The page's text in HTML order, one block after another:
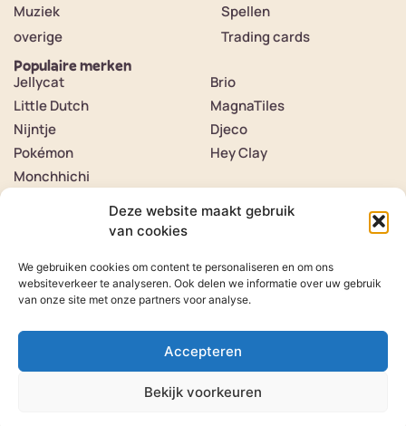
Deze website maakt gebruik
van cookies
We gebruiken cookies om content te personaliseren en om ons
websiteverkeer te analyseren. Ook delen we informatie over uw gebruik
van onze site met onze partners voor analyse.
Accepteren
Bekijk voorkeuren
Muziek
overige
Spellen
Trading cards
Populaire merken
Jellycat
Little Dutch
Nijntje
Pokémon
Monchhichi
Brio
MagnaTiles
Djeco
Hey Clay
Contact
Klantenservice
Veelgestelde vragen
Herroeping van product
Volg ons opInstagram
Volg ons opTiktok
© 2026 Gone With The Wind Website doorWP Masters